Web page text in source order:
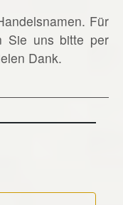
Für
Sie uns bitte per
Dank.